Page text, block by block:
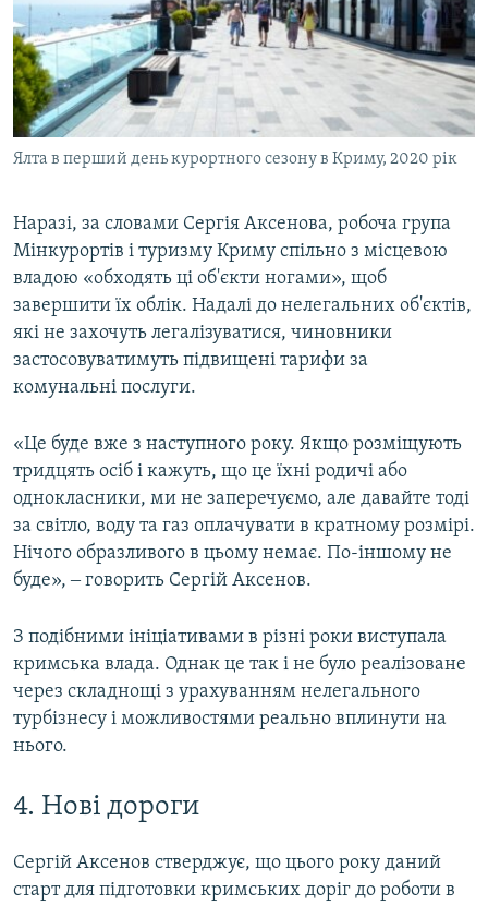
Ялта в перший день курортного сезону в Криму, 2020 рік
Наразі, за словами Сергія Аксенова, робоча група
Мінкурортів і туризму Криму спільно з місцевою
владою «обходять ці об'єкти ногами», щоб
завершити їх облік. Надалі до нелегальних об'єктів,
які не захочуть легалізуватися, чиновники
застосовуватимуть підвищені тарифи за
комунальні послуги.
«Це буде вже з наступного року. Якщо розміщують
тридцять осіб і кажуть, що це їхні родичі або
однокласники, ми не заперечуємо, але давайте тоді
за світло, воду та газ оплачувати в кратному розмірі.
Нічого образливого в цьому немає. По-іншому не
буде», ‒ говорить Сергій Аксенов.
З подібними ініціативами в різні роки виступала
кримська влада. Однак це так і не було реалізоване
через складнощі з урахуванням нелегального
турбізнесу і можливостями реально вплинути на
нього.
4. Нові дороги
Сергій Аксенов стверджує, що цього року даний
старт для підготовки кримських доріг до роботи в